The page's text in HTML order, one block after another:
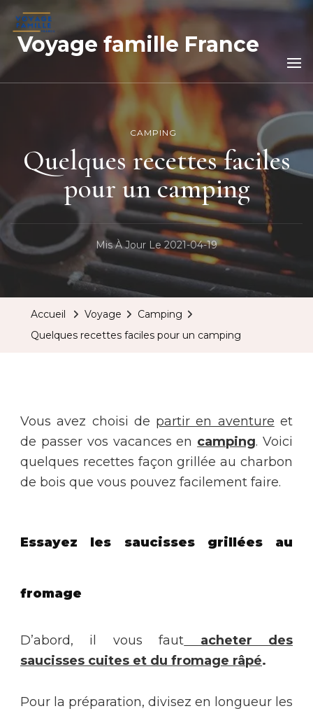
Voyage famille France
CAMPING
Quelques recettes faciles
pour un camping
Mis À Jour Le2021-04-19
Accueil Voyage
Camping
Quelques recettes faciles pour un camping
Vous avez choisi de partir en aventure et
de passer vos vacances en camping. Voici
quelques recettes façon grillée au charbon
de bois que vous pouvez facilement faire.
Essayez les saucisses grillées au
fromage
D’abord, il vous faut acheter des
saucisses cuites et du fromage râpé.
Pour la préparation, divisez en longueur les